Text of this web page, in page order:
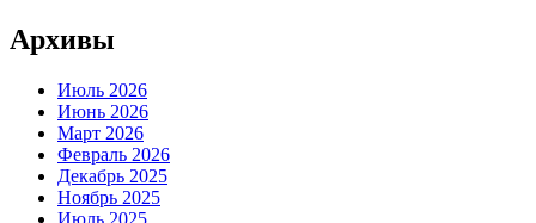
Архивы
Июль 2026
Июнь 2026
Март 2026
Февраль 2026
Декабрь 2025
Ноябрь 2025
Июль 2025